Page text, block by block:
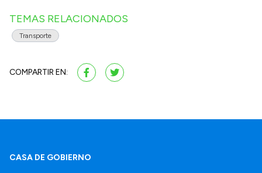
TEMAS RELACIONADOS
Transporte
COMPARTIR EN:
CASA DE GOBIERNO